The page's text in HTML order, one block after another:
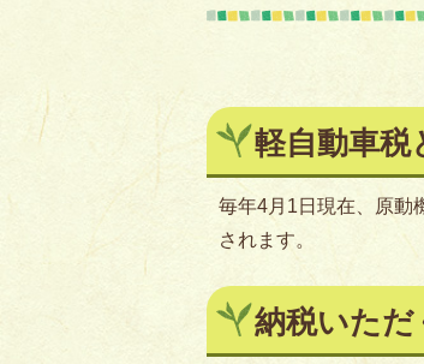
軽自動車税
毎年4月1日現在、原動
されます。
納税いただ